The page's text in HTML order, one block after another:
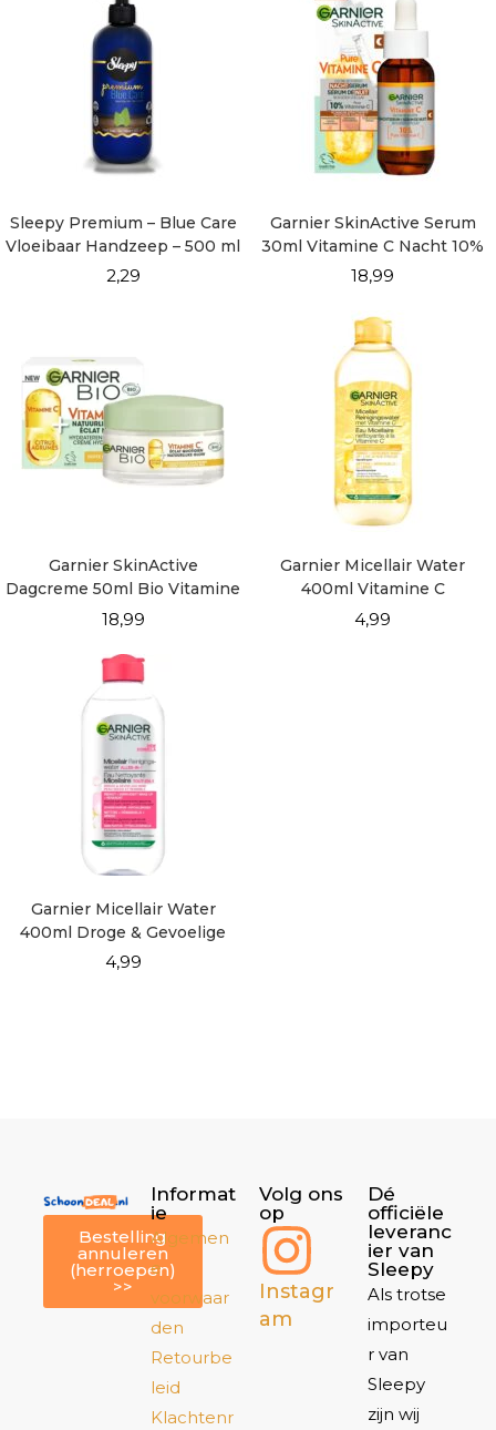
Sleepy Premium – Blue Care
Vloeibaar Handzeep – 500 ml
2,29
Garnier SkinActive Serum
30ml Vitamine C Nacht 10%
18,99
Garnier SkinActive
Dagcreme 50ml Bio Vitamine
C
18,99
Garnier Micellair Water
400ml Vitamine C
4,99
Garnier Micellair Water
400ml Droge & Gevoelige
Huid
4,99
Bestelling
annuleren
(herroepen)
>>
Informat
ie
Algemen
e
voorwaar
den
Retourbe
leid
Klachtenr
Volg ons
op
Instagr
am
Dé
officiële
leveranc
ier van
Sleepy
Als trotse
importeu
r van
Sleepy
zijn wij